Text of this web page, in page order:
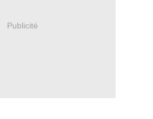
Publicité